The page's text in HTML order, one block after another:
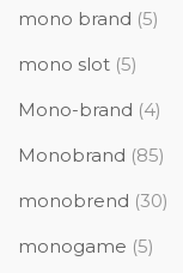
mono brand (5)
mono slot (5)
Mono-brand (4)
Monobrand (85)
monobrend (30)
monogame (5)